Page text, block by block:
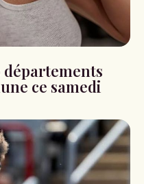
départements
ce samedi